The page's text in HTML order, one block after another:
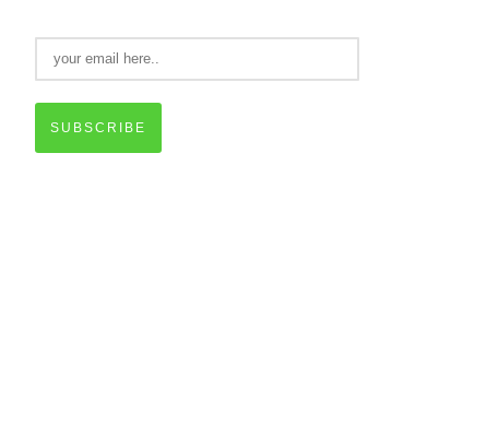
SUBSCRIBE